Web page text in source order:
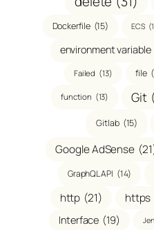
Dockerfile (15) ECS
environment variable
Failed (13) file
function (13) Git
Gitlab (15)
Google AdSense
GraphQL API (14)
http (21) https
Interface (19)